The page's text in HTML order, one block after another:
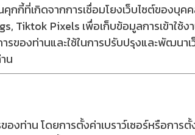
คุกกี้ที่เกิดจากการเชื่อมโยงเว็บไซต์ของบุ
Tiktok Pixels เพื่อเก็บข้อมูลการเข้าใ
ารของท่านและใช้ในการปรับปรุงและพัฒนา
น
ท่าน โดยการตั้งค่าเบราว์เซอร์หรือการ